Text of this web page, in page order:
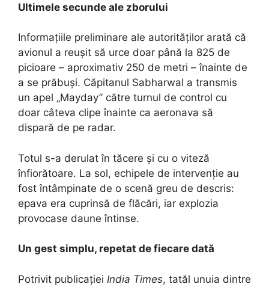
Ultimele secunde ale zborului
Informațiile preliminare ale autorităților arată că
avionul a reușit să urce doar până la 825 de
picioare – aproximativ 250 de metri – înainte de
a se prăbuși. Căpitanul Sabharwal a transmis
un apel „Mayday” către turnul de control cu
doar câteva clipe înainte ca aeronava să
dispară de pe radar.
Totul s-a derulat în tăcere și cu o viteză
înfiorătoare. La sol, echipele de intervenție au
fost întâmpinate de o scenă greu de descris:
epava era cuprinsă de flăcări, iar explozia
provocase daune întinse.
Un gest simplu, repetat de fiecare dată
Potrivit publicației India Times, tatăl unuia dintre